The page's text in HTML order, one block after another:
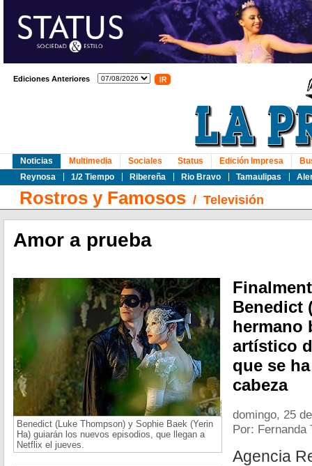
Ediciones Anteriores
Noticias
Reynosa
1/2 Tiempo Ribereña Rio Bravo Tamaulipas
Multimedia Sociales Status Edición Impresa
Rostros y Famosos / Televisión
Amor a prueba
Benedict (Luke Thompson) y Sophie Baek (Yerin
Ha) guiarán los nuevos episodios, que llegan a
Netflix el jueves.
Benedict
hermano
artístico
que se
cabeza
domingo, 25
Por: Fernanda
Agencia